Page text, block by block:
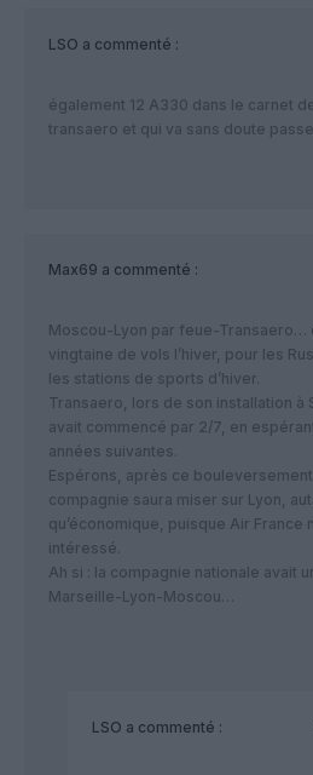
LSO a commenté :
également 12 A330 dans le carnet
transaero et qui va sans doute
Max69 a commenté :
Moscou-Lyon par feue-Transaero…
vingtaine de vols l’hiver, pour les
les stations de sports d’hiver.
Transaero, lors de son installation à
avait commencé par 2/7, en
années suivantes.
Espérons, après ce
compagnie saura miser sur Lyon,
qu’économique, puisque Air France
intéressé.
Ah si : la compagnie nationale avait
Marseille-Lyon-Moscou…
LSO a commenté :